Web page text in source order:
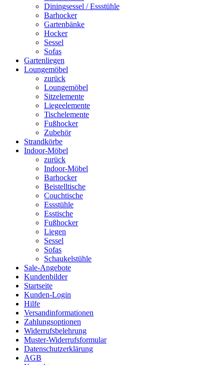
Diningsessel / Essstühle
Barhocker
Gartenbänke
Hocker
Sessel
Sofas
Gartenliegen
Loungemöbel
zurück
Loungemöbel
Sitzelemente
Liegeelemente
Tischelemente
Fußhocker
Zubehör
Strandkörbe
Indoor-Möbel
zurück
Indoor-Möbel
Barhocker
Beistelltische
Couchtische
Essstühle
Esstische
Fußhocker
Liegen
Sessel
Sofas
Schaukelstühle
Sale-Angebote
Kundenbilder
Startseite
Kunden-Login
Hilfe
Versandinformationen
Zahlungsoptionen
Widerrufsbelehrung
Muster-Widerrufsformular
Datenschutzerklärung
AGB